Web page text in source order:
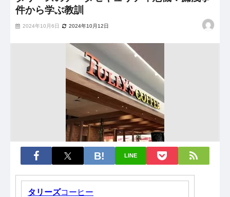
件から学ぶ教訓
2024年10月6日 2024年10月12日
LINE
タリーズコーヒー